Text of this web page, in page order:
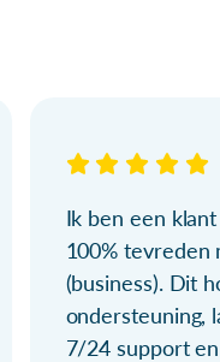
Ik ben een
100% tevreden
(business). Dit
ondersteuning,
7/24 support